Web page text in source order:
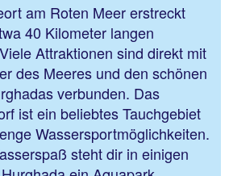
am Roten Meer erstreckt
40 Kilometer langen
Attraktionen sind direkt mit
des Meeres und den schönen
verbunden. Das
ist ein beliebtes Tauchgebiet
Wassersportmöglichkeiten.
steht dir in einigen